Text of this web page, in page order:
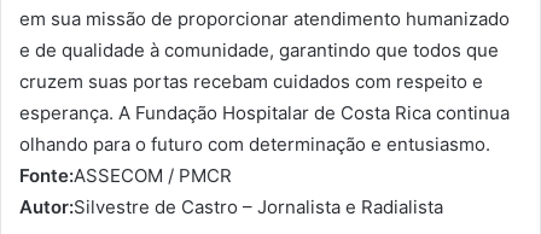
em sua missão de proporcionar atendimento humanizado
e de qualidade à comunidade, garantindo que todos que
cruzem suas portas recebam cuidados com respeito e
esperança. A Fundação Hospitalar de Costa Rica continua
olhando para o futuro com determinação e entusiasmo.
Fonte:ASSECOM / PMCR
Autor:Silvestre de Castro – Jornalista e Radialista